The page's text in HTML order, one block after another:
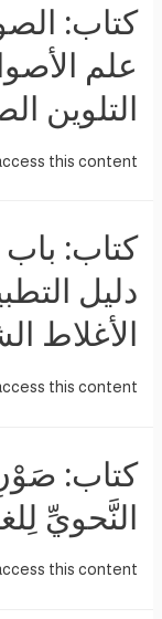
كتاب:
علم
التلوين
this content
كتاب: باب
دليل
الأغلاط
this content
كتاب:
النَّحويِّ
this content